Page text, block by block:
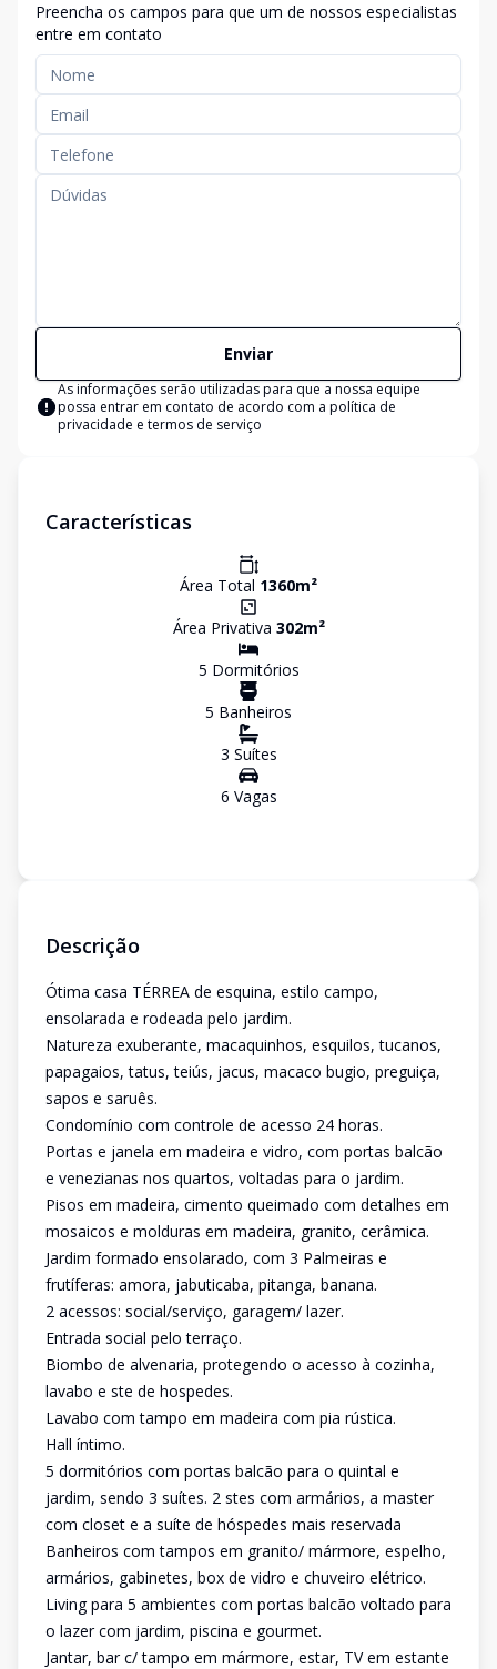
Preencha os campos para que um de nossos especialistas
entre em contato
Enviar
As informações serão utilizadas para que a nossa equipe
possa entrar em contato de acordo com a política de
privacidade e termos de serviço
Características
Área Total 1360m²
Área Privativa 302m²
5 Dormitórios
5 Banheiros
3 Suítes
6 Vagas
Descrição
Ótima casa TÉRREA de esquina, estilo campo,
ensolarada e rodeada pelo jardim.
Natureza exuberante, macaquinhos, esquilos, tucanos,
papagaios, tatus, teiús, jacus, macaco bugio, preguiça,
sapos e saruês.
Condomínio com controle de acesso 24 horas.
Portas e janela em madeira e vidro, com portas balcão
e venezianas nos quartos, voltadas para o jardim.
Pisos em madeira, cimento queimado com detalhes em
mosaicos e molduras em madeira, granito, cerâmica.
Jardim formado ensolarado, com 3 Palmeiras e
frutíferas: amora, jabuticaba, pitanga, banana.
2 acessos: social/serviço, garagem/ lazer.
Entrada social pelo terraço.
Biombo de alvenaria, protegendo o acesso à cozinha,
lavabo e ste de hospedes.
Lavabo com tampo em madeira com pia rústica.
Hall íntimo.
5 dormitórios com portas balcão para o quintal e
jardim, sendo 3 suítes. 2 stes com armários, a master
com closet e a suíte de hóspedes mais reservada
Banheiros com tampos em granito/ mármore, espelho,
armários, gabinetes, box de vidro e chuveiro elétrico.
Living para 5 ambientes com portas balcão voltado para
o lazer com jardim, piscina e gourmet.
Jantar, bar c/ tampo em mármore, estar, TV em estante